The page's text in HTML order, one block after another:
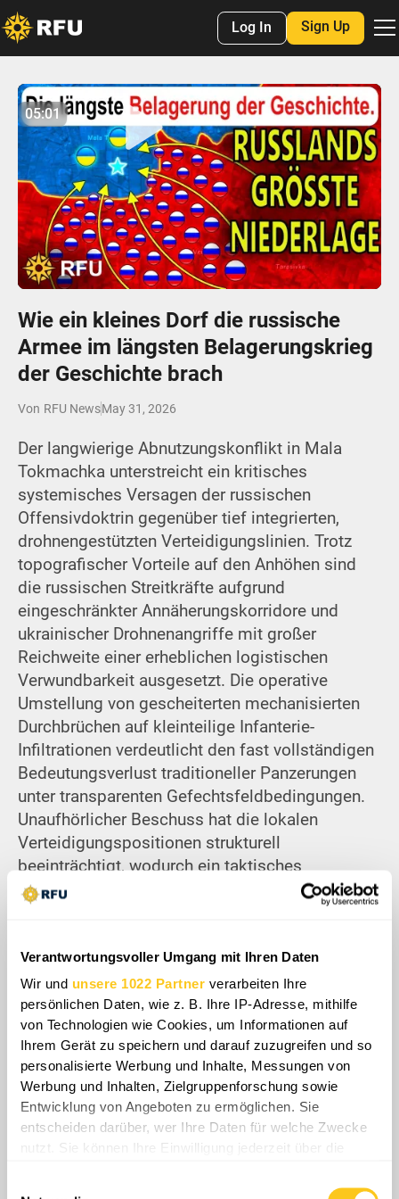
Verantwortungsvoller Umgang mit Ihren Daten
Wir und unsere 1022 Partner verarbeiten Ihre
persönlichen Daten, wie z. B. Ihre IP-Adresse, mithilfe
von Technologien wie Cookies, um Informationen auf
Ihrem Gerät zu speichern und darauf zuzugreifen und so
personalisierte Werbung und Inhalte, Messungen von
Werbung und Inhalten, Zielgruppenforschung sowie
Entwicklung von Angeboten zu ermöglichen. Sie
entscheiden darüber, wer Ihre Daten für welche Zwecke
nutzt. Sie können Ihre Einwilligung jederzeit über die
Log In Sign Up
Play
05:00
Mute Settings
Enter
No items found.
05:01
Wie ein kleines Dorf die russische
Armee im längsten Belagerungskrieg
der Geschichte brach
Von RFU NewsMay 31, 2026
Der langwierige Abnutzungskonflikt in Mala
Tokmachka unterstreicht ein kritisches
systemisches Versagen der russischen
Offensivdoktrin gegenüber tief integrierten,
drohnengestützten Verteidigungslinien. Trotz
topografischer Vorteile auf den Anhöhen sind
die russischen Streitkräfte aufgrund
eingeschränkter Annäherungskorridore und
ukrainischer Drohnenangriffe mit großer
Reichweite einer erheblichen logistischen
Verwundbarkeit ausgesetzt. Die operative
Umstellung von gescheiterten mechanisierten
Durchbrüchen auf kleinteilige Infanterie-
Infiltrationen verdeutlicht den fast vollständigen
Bedeutungsverlust traditioneller Panzerungen
unter transparenten Gefechtsfeldbedingungen.
Unaufhörlicher Beschuss hat die lokalen
Verteidigungspositionen strukturell
beeinträchtigt, wodurch ein taktisches
Paradoxon entsteht, bei dem erobertes Terrain
operative Stagnation schwächt die russischen
Offensivkapazitäten massiv und verhindert die
Nutzung breiterer regionaler Achsen in Richtung
strategischer Logistikknotenpunkte wie Orichiw.
Letztendlich dient die Schlacht als primärer
Indikator für eine strukturelle Asymmetrie, in der
dezentralisierte defensive Widerstandsfähigkeit
konzentrierte, ressourcenintensive
Offensivmanöver effektiv neutralisiert.